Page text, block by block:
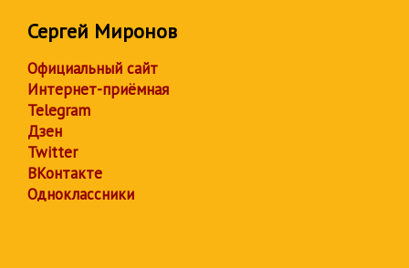
Сергей Миронов
Официальный сайт
Интернет-приёмная
Telegram
Дзен
Twitter
ВКонтакте
Одноклассники